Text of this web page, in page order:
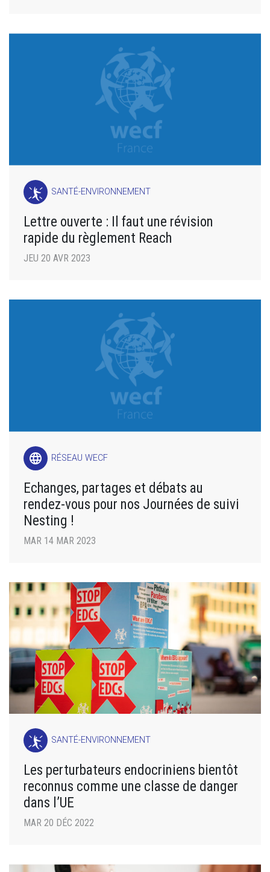
SANTÉ-ENVIRONNEMENT
Lettre ouverte : Il faut une révision
rapide du règlement Reach
JEU 20 AVR 2023
language RÉSEAU WECF
Echanges, partages et débats au
rendez-vous pour nos Journées de suivi
Nesting !
MAR 14 MAR 2023
SANTÉ-ENVIRONNEMENT
Les perturbateurs endocriniens bientôt
reconnus comme une classe de danger
dans l’UE
MAR 20 DÉC 2022